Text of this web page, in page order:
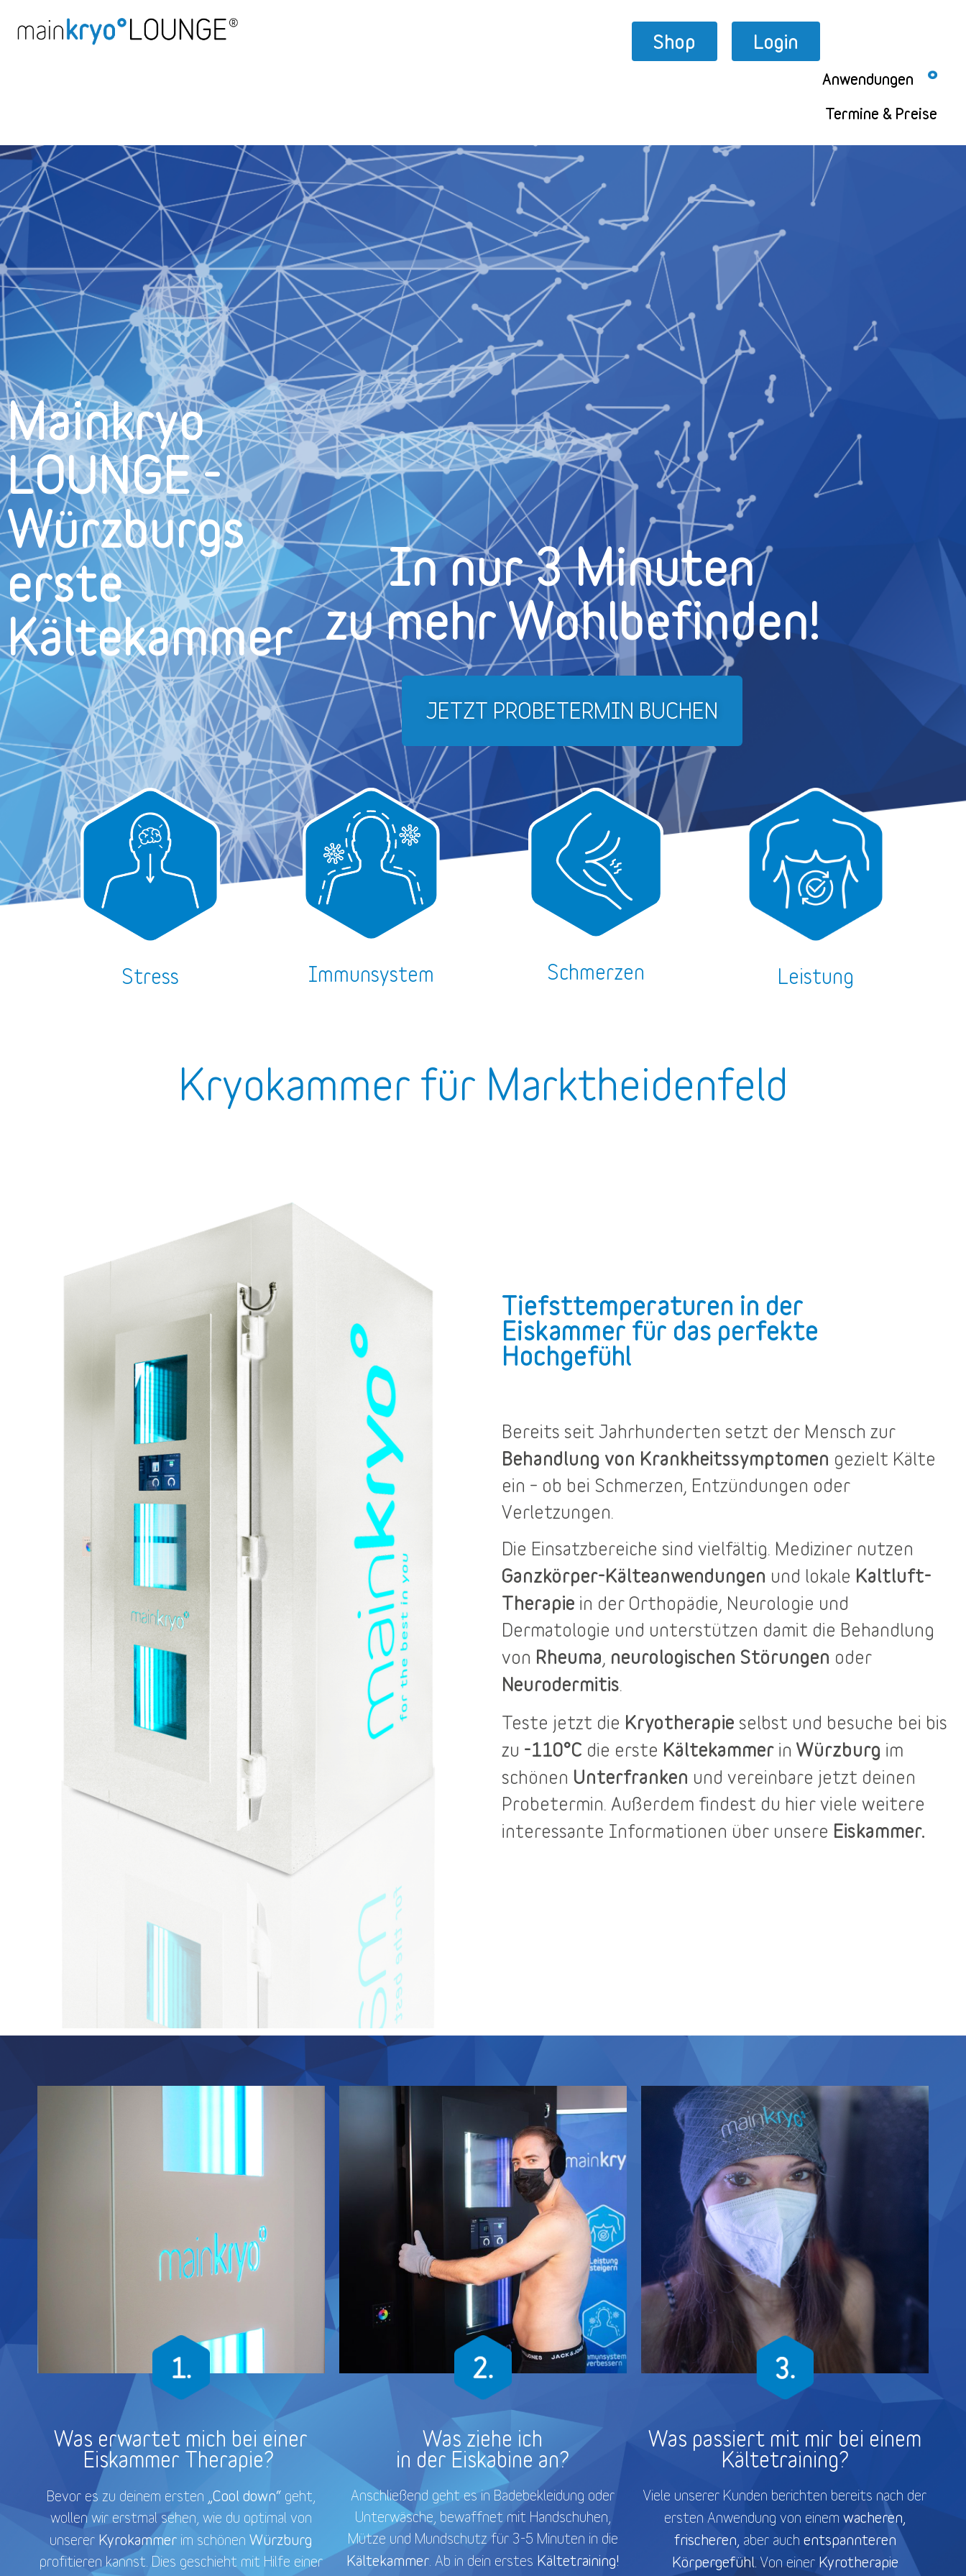
Shop Login
Anwendungen
Termine & Preise
Mainkryo
LOUNGE -
Würzburgs
erste
Kältekammer
In nur 3 Minuten
zu mehr Wohl­befinden!
JETZT PROBETERMIN BUCHEN
Stress Immunsystem Schmerzen Leistung
Kryokammer für Marktheidenfeld
Tiefsttemperaturen in der
Eiskammer für das perfekte
Hochgefühl
Bereits seit Jahrhunderten setzt der Mensch zur
Behandlung von Krankheitssymptomen gezielt Kälte
ein – ob bei Schmerzen, Entzündungen oder
Verletzungen.
Die Einsatzbereiche sind vielfältig. Mediziner nutzen
Ganzkörper-Kälteanwendungen und lokale Kaltluft-
Therapie in der Orthopädie, Neurologie und
Dermatologie und unterstützen damit die Behandlung
von Rheuma, neurologischen Störungen oder
Neurodermitis.
Teste jetzt die Kryotherapie selbst und besuche bei bis
zu -110°C die erste Kältekammer in Würzburg im
schönen Unterfranken und vereinbare jetzt deinen
Probetermin. Außerdem findest du hierviele weitere
interessante Informationen über unsere Eiskammer.
Was erwartet mich bei einer
Eiskammer Therapie?
Bevor es zu deinem ersten „Cool down“geht,
wollen wir erstmal sehen, wie du optimal von
unserer Kyrokammer im schönenWürzburg
profitieren kannst. Dies geschieht mit Hilfe einer
Was ziehe ich
in der Eiskabine an?
Anschließend geht es in Badebekleidung oder
Unterwäsche, bewaffnet mit Handschuhen,
Mütze und Mundschutz für 3-5 Minuten in die
Kältekammer. Ab in dein erstes Kältetraining!
Was passiert mit mir bei einem
Kältetraining?
Viele unserer Kunden berichten bereits nach der
ersten Anwendung von einemwacheren,
frischeren, aber auch entspannteren
Körpergefühl.Von einer Kyrotherapie